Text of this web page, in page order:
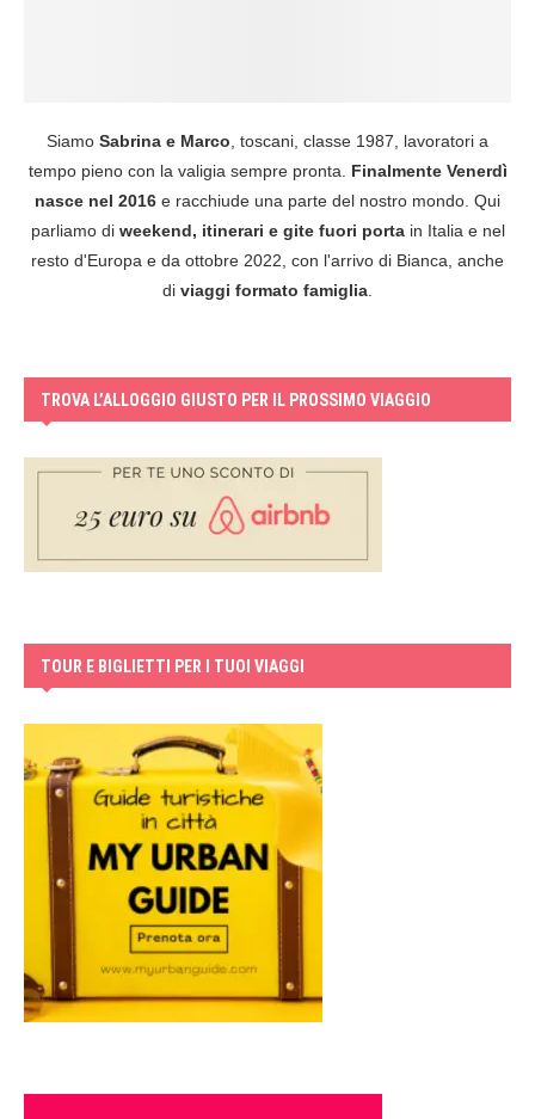
Siamo Sabrina e Marco , toscani, classe 1987, lavoratori a
tempo pieno con la valigia sempre pronta. Finalmente Venerdì
nasce nel 2016 e racchiude una parte del nostro mondo. Qui
parliamo di weekend, itinerari e gite fuori portain Italia e nel
resto d'Europa e da ottobre 2022, con l'arrivo di Bianca, anche
di viaggi formato famiglia
TROVA L’ALLOGGIO GIUSTO PER IL PROSSIMO VIAGGIO
TOUR E BIGLIETTI PER I TUOI VIAGGI